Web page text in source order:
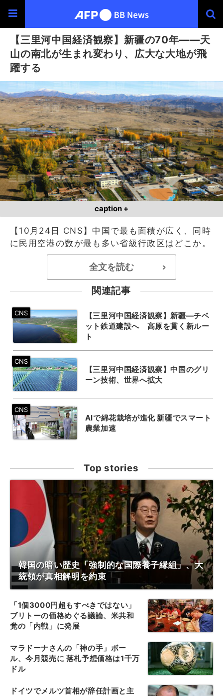
【三里河中国経済観察】新疆の70年――天
山の南北が生まれ変わり、広大な大地が飛
躍する
caption +
【10月24日 CNS】中国で最も面積が広く、同時
に民用空港の数が最も多い省級行政区はどこか。
全文を読む >
関連記事
【三里河中国経済観察】新疆―チベ
ット鉄道建設へ 高原を貫く新ルー
ト
【三里河中国経済観察】中国のグリ
ーン技術、世界へ拡大
AIで綿花栽培が進化 新疆でスマート
農業加速
Top stories
韓国の暗い歴史「強制的な国際養子縁組」、大
統領が真相解明を約束
「1個3000円超もすべきではない」
ブリトーの価格めぐる議論、米共和
党の「内戦」に発展
マラドーナさんの「神の手」ボー
ル、今月競売に 落札予想価格は1千万
ドル
ドイツでメルツ首相が辞任計画と主